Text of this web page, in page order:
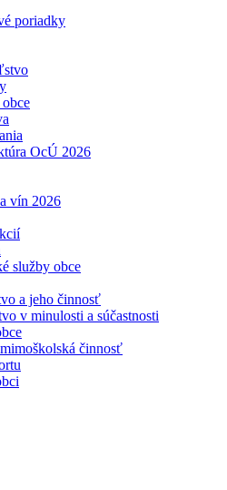
poriadky
OcÚ 2026
vín 2026
služby obce
a jeho činnosť
v minulosti a súčastnosti
činnosť